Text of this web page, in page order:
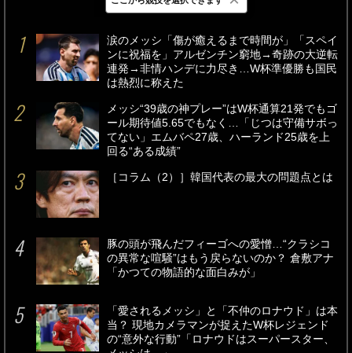
最新 24時間 週間
涙のメッシ「傷が癒えるまで時間が」「スペイ
ンに祝福を」アルゼンチン窮地→奇跡の大逆転
連発→非情ハンデに力尽き…W杯準優勝も国民
は熱烈に称えた
メッシ“39歳の神プレー”はW杯通算21発でもゴ
ール期待値5.65でもなく…「じつは守備サボっ
てない」エムバペ27歳、ハーランド25歳を上
回る“ある成績”
［コラム（2）］韓国代表の最大の問題点とは
豚の頭が飛んだフィーゴへの愛憎…“クラシコ
の異常な喧騒”はもう戻らないのか？ 倉敷アナ
「かつての物語的な面白みが」
「愛されるメッシ」と「不仲のロナウド」は本
当？ 現地カメラマンが捉えたW杯レジェンド
の“意外な行動”「ロナウドはスーパースター、